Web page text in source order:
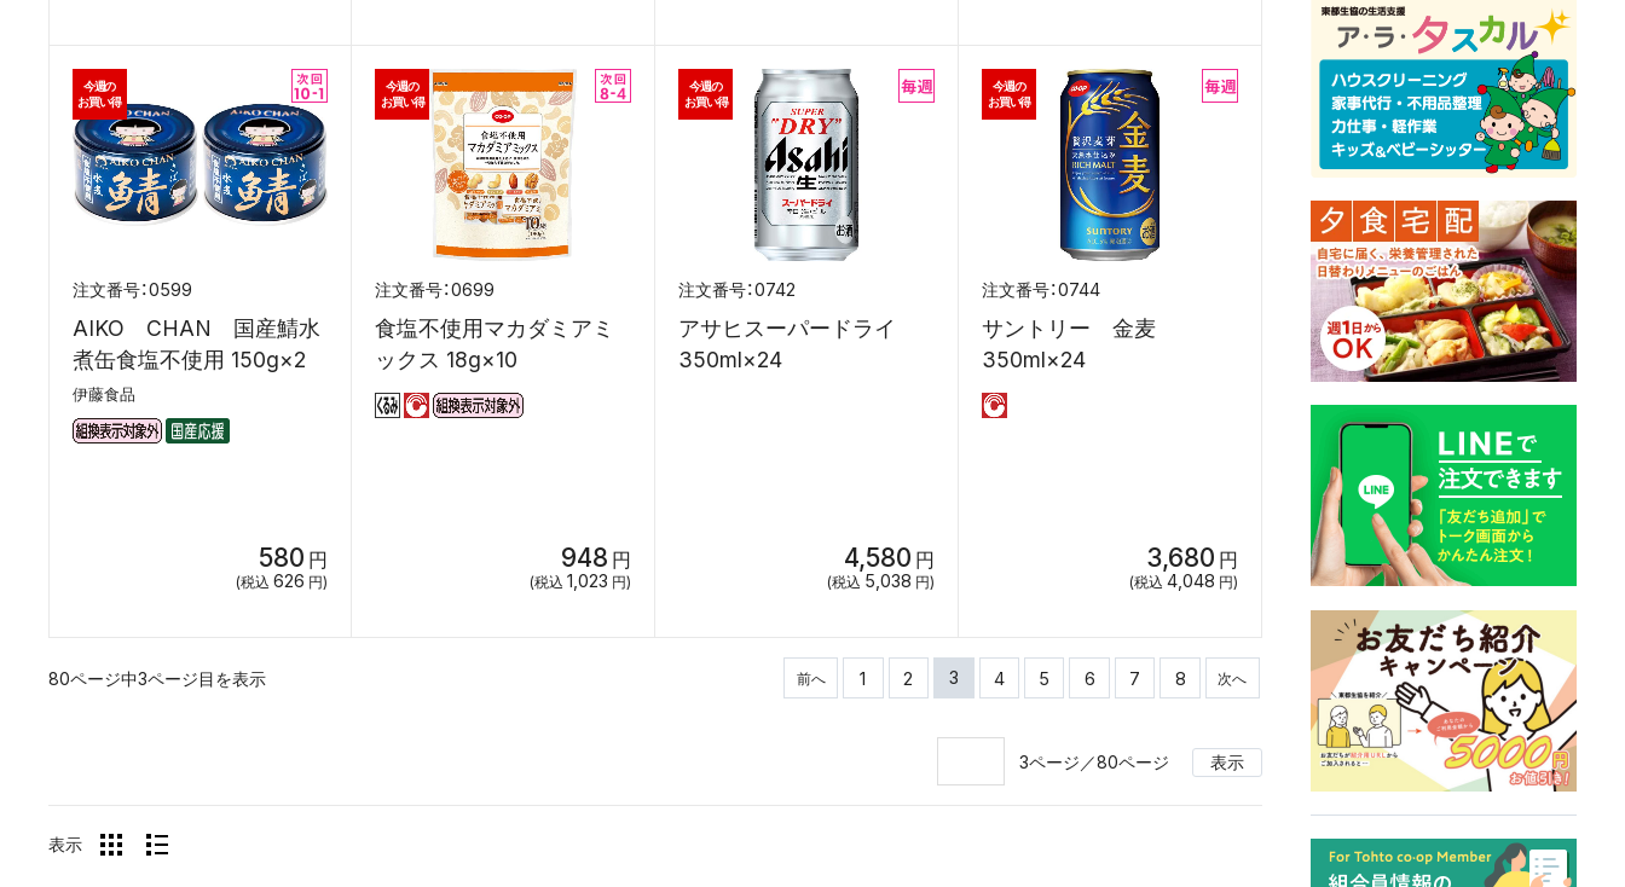
0599
AIKO CHAN 国産鯖水
煮缶食塩不使用 150g×2
伊藤食品
今週の
お買い得
580 円
(税込 626 円)
0699
食塩不使用マカダミアミ
ックス 18g×10
今週の
お買い得
948 円
(税込 1,023 円)
0742
アサヒスーパードライ
350ml×24
今週の
お買い得
4,580 円
(税込 5,038 円)
0744
サントリー 金麦
350ml×24
今週の
お買い得
3,680 円
(税込 4,048 円)
80ページ中3ページ目を表示 前へ 1 2 3 4 5 6 7 8 次へ
3ページ／80ページ 表示
表示